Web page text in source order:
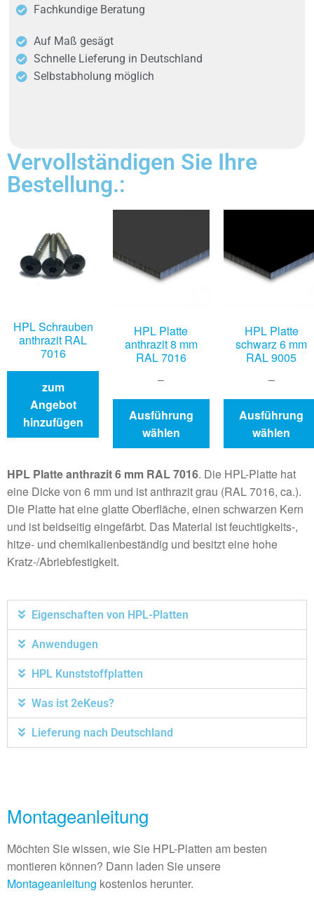
Fachkundige Beratung
Auf Maß gesägt
Schnelle Lieferung in Deutschland
Selbstabholung möglich
Vervollständigen Sie Ihre
Bestellung.:
HPL Schrauben
anthrazit RAL
7016
zum
Angebot
hinzufügen
HPL Platte
anthrazit 8 mm
RAL 7016
–
Ausführung
wählen
HPL Platte
schwarz 6 mm
RAL 9005
–
Ausführung
wählen
HPL Platte anthrazit 6 mm RAL 7016. Die HPL-Platte hat
eine Dicke von 6 mm und ist anthrazit grau (RAL 7016, ca.).
Die Platte hat eine glatte Oberfläche, einen schwarzen Kern
und ist beidseitig eingefärbt. Das Material ist feuchtigkeits-,
hitze- und chemikalienbeständig und besitzt eine hohe
Kratz-/Abriebfestigkeit.
Eigenschaften von HPL-Platten
Anwendugen
HPL Kunststoffplatten
Was ist 2eKeus?
Lieferung nach Deutschland
Montageanleitung
Möchten Sie wissen, wie Sie HPL-Platten am besten
montieren können? Dann laden Sie unsere
Montageanleitung kostenlos herunter.